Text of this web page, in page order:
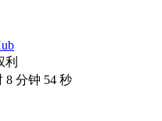
利
8 分钟 54 秒